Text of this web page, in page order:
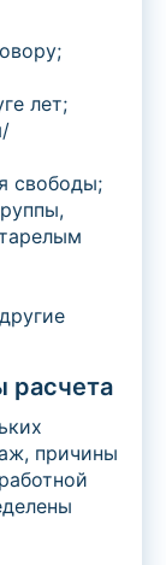
лет;
свободы;
расчета
причины